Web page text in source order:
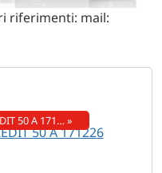
riferimenti: mail:
50 A 171… »